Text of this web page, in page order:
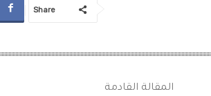
Share
المقالة القادمة